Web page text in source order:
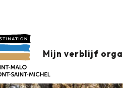
Mijn verblijf